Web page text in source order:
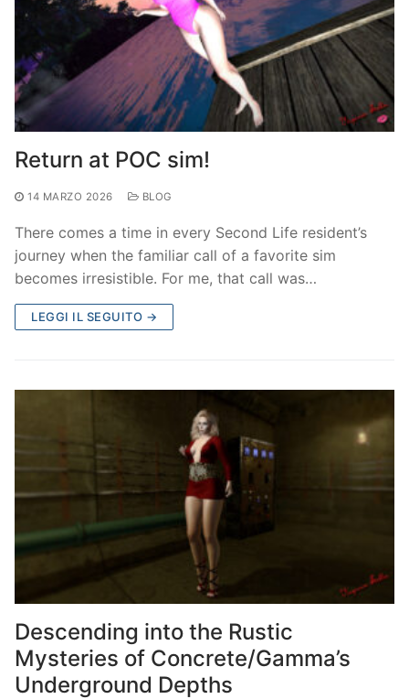
Return at POC sim!
14 MARZO 2026 BLOG
There comes a time in every Second Life resident’s
journey when the familiar call of a favorite sim
becomes irresistible. For me, that call was…
LEGGI IL SEGUITO →
Descending into the Rustic
Mysteries of Concrete/Gamma’s
Underground Depths